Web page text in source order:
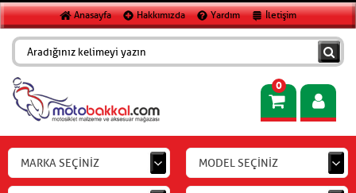
Anasayfa Hakkımızda Yardım İletişim
0
MARKA SEÇİNİZ MODEL SEÇİNİZ